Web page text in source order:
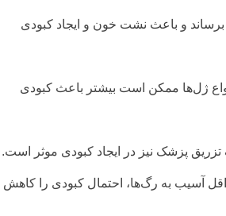
و باعث نشت خون و ایجاد کبودی
ژل‌ها ممکن است بیشتر باعث کبودی
پزشک نیز در ایجاد کبودی موثر است.
آسیب به رگ‌ها، احتمال کبودی را کاهش